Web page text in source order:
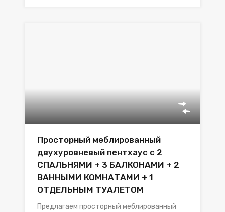
Просторный меблированный
двухуровневый пентхаус с 2
СПАЛЬНЯМИ + 3 БАЛКОНАМИ + 2
ВАННЫМИ КОМНАТАМИ + 1
ОТДЕЛЬНЫМ ТУАЛЕТОМ
Предлагаем просторный меблированный